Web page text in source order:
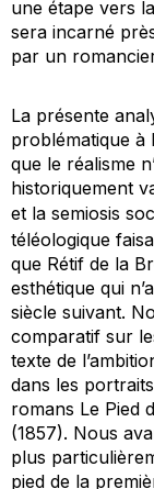
une étape vers
sera incarné
par un
La présente
problématique à
que le réalisme
historiquement
et la semiosis
téléologique
que Rétif de la
esthétique qui
siècle suivant.
comparatif sur
texte de
dans les
romans Le Pied
(1857). Nous
plus
pied de la